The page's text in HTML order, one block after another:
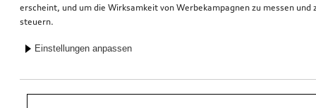
*Unverbindliche Preisempfehlung der Importeurin AMAG Import AG. Inkl.
gesetzlicher MwSt. Preise beim Audi Partner können abweichen; weitere
erscheint, und um die Wirksamkeit von Werbekampagnen zu messen und
steuern.
Einstellungen anpassen